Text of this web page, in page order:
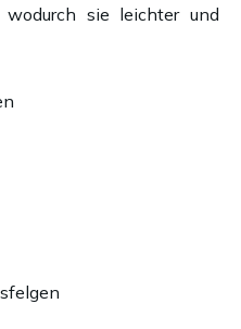
wodurch sie leichter und